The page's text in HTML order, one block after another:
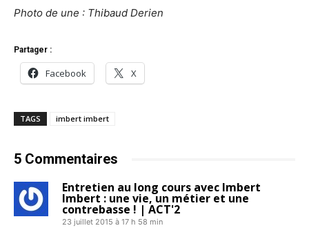
Photo de une : Thibaud Derien
Partager :
Facebook X
TAGS imbert imbert
5 Commentaires
Entretien au long cours avec Imbert
Imbert : une vie, un métier et une
contrebasse ! | ACT'2
23 juillet 2015 à 17 h 58 min